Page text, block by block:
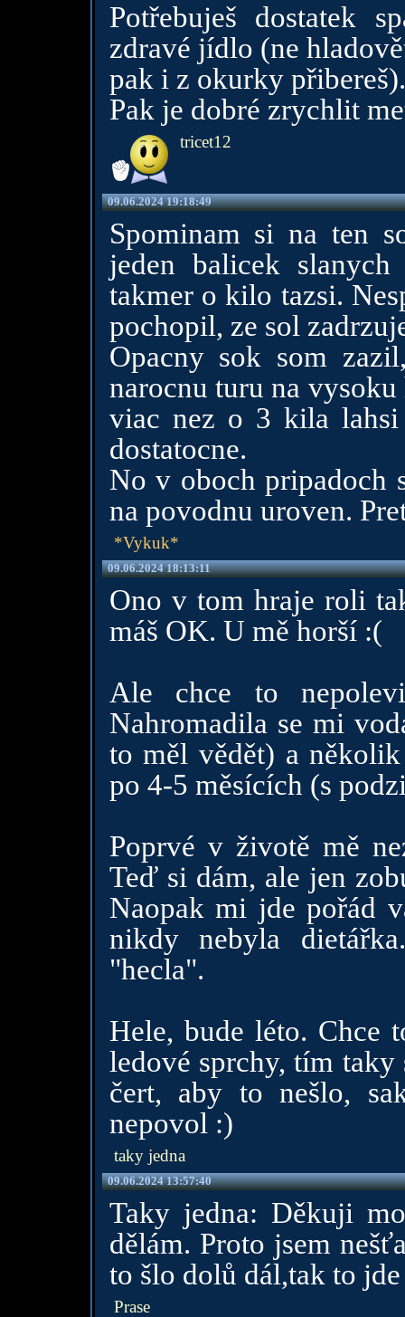
Potřebuješ dostatek
zdravé jídlo (ne
pak i z okurky
Pak je dobré zrychlit
tricet12
09.06.2024 19:18:49
Spominam si na ten
jeden balicek
takmer o kilo tazsi.
pochopil, ze sol
Opacny sok som
narocnu turu na
viac nez o 3 kila
dostatocne.
No v oboch pripadoch
na povodnu uroven.
*Vykuk*
09.06.2024 18:13:11
Ono v tom hraje roli
máš OK. U mě horší :(
Ale chce to
Nahromadila se mi
to měl vědět) a
po 4-5 měsících (s
Poprvé v životě mě
Teď si dám, ale jen
Naopak mi jde pořád
nikdy nebyla
"hecla".
Hele, bude léto. Chce
ledové sprchy, tím
čert, aby to nešlo,
nepovol :)
taky jedna
09.06.2024 13:57:40
Taky jedna: Děkuji
dělám. Proto jsem
to šlo dolů dál,tak to jde
Prase